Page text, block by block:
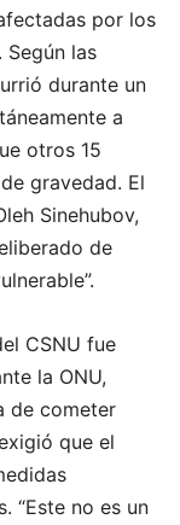
por los
las
durante un
a
otros 15
gravedad. El
Sinehubov,
de
CSNU fue
la ONU,
de cometer
que el
“Este no es un